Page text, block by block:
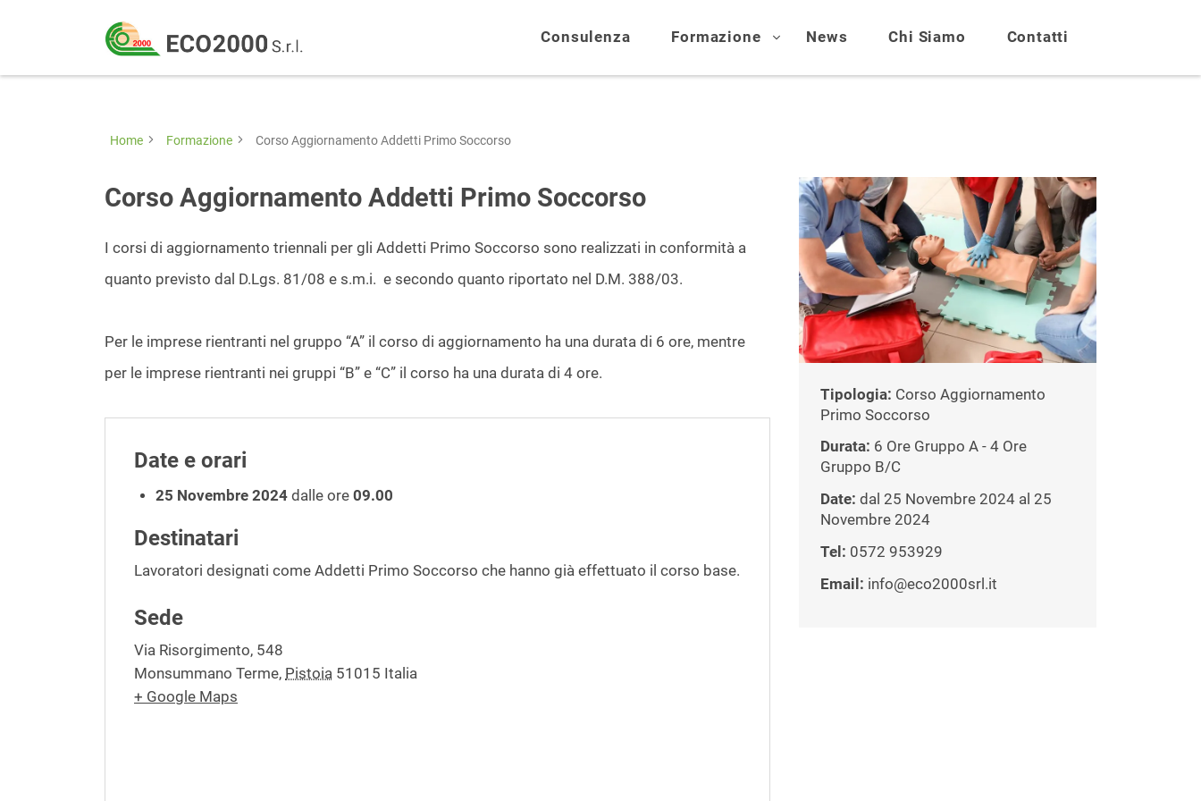
Eco
2000
Srl
Formazione
consulenza
la
sul
lavoro
D.Lgs
81/08
Consulenza Formazione News Chi Siamo Contatti
Home Formazione Corso Aggiornamento Addetti Primo Soccorso
Corso Aggiornamento Addetti Primo Soccorso
I corsi di aggiornamento triennali per gli Addetti Primo Soccorso sono realizzati in conformità a
quanto previsto dal D.Lgs. 81/08 e s.m.i. e secondo quanto riportato nel D.M. 388/03.
Per le imprese rientranti nel gruppo “A” il corso di aggiornamento ha una durata di 6 ore, mentre
per le imprese rientranti nei gruppi “B” e “C” il corso ha una durata di 4 ore.
Date e orari
25 Novembre 2024 dalle ore 09.00
Destinatari
Lavoratori designati come Addetti Primo Soccorso che hanno già effettuato il corso base.
Sede
Via Risorgimento, 548
Monsummano Terme, Pistoia 51015 Italia
+ Google Maps
Tipologia: Corso Aggiornamento
Primo Soccorso
Durata: 6 Ore Gruppo A - 4 Ore
Gruppo B/C
Date: dal 25 Novembre 2024 al 25
Novembre 2024
Tel: 0572 953929
Email: info@eco2000srl.it